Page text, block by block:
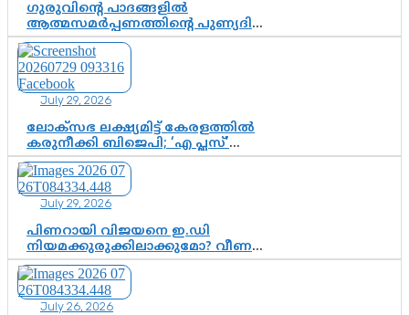
ഗുരുവിന്റെ പാദങ്ങളിൽ
ആത്മസമർപ്പണത്തിന്റെ പുണ്യദിനം;
മാതാ അമൃതാനന്ദമയി മഠത്തിൽ
ഭക്തിസാന്ദ്രമായി ഗുരുപൂർണിമ
ആഘോഷം
July 29, 2026
ലോക്സഭ ലക്ഷ്യമിട്ട് കേരളത്തിൽ
കരുനീക്കി ബിജെപി; ‘എ പ്ലസ്’
മണ്ഡലങ്ങളിൽ പ്രമുഖരെ ഇറക്കി
കേന്ദ്രനേതൃത്വം, തിരുവനന്തപുരത്ത്
രാജീവ് ചന്ദ്രശേഖർ, ആറ്റിങ്ങലിൽ
കെ. സുരേന്ദ്രൻ; ആലപ്പുഴയിൽ
ശോഭാ സുരേന്ദ്രൻ..
July 29, 2026
പിണറായി വിജയനെ ഇ.ഡി
നിയമക്കുരുക്കിലാക്കുമോ? വീണ
വിജയൻ മാപ്പുസാക്ഷിയാകുമോ?
കർത്തയുടെ മൊഴി നിർണായക
വഴിത്തിരിവാകുമോ?
July 26, 2026